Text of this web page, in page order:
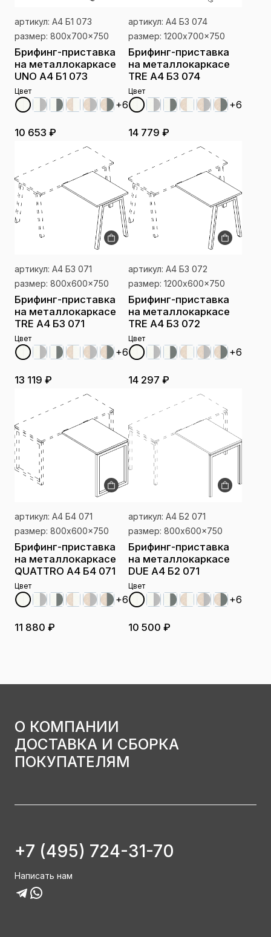
артикул: А4 Б1 073
размер: 800x700x750
Брифинг-приставка
на металлокаркасе
UNO А4 Б1 073
Цвет
+6
10 653 ₽
артикул: А4 Б3 074
размер: 1200x700x750
Брифинг-приставка
на металлокаркасе
TRE А4 Б3 074
Цвет
+6
14 779 ₽
артикул: А4 Б3 071
размер: 800x600x750
Брифинг-приставка
на металлокаркасе
TRE А4 Б3 071
Цвет
+6
13 119 ₽
артикул: А4 Б3 072
размер: 1200x600x750
Брифинг-приставка
на металлокаркасе
TRE А4 Б3 072
Цвет
+6
14 297 ₽
артикул: А4 Б4 071
размер: 800x600x750
Брифинг-приставка
на металлокаркасе
QUATTRO А4 Б4 071
Цвет
+6
11 880 ₽
артикул: А4 Б2 071
размер: 800x600x750
Брифинг-приставка
на металлокаркасе
DUE А4 Б2 071
Цвет
+6
10 500 ₽
О КОМПАНИИ
ДОСТАВКА И СБОРКА
ПОКУПАТЕЛЯМ
+7 (495) 724-31-70
Написать нам